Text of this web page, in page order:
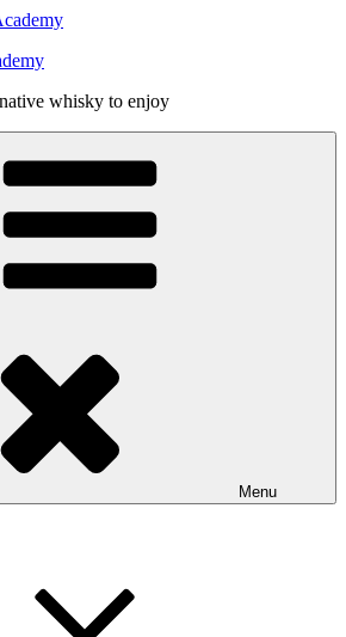
whisky to enjoy
Menu